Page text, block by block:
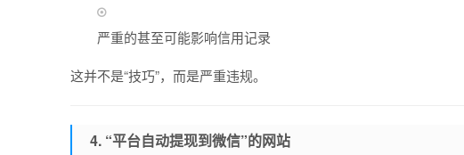
严重的甚至可能影响信用记录
这并不是“技巧”，而是严重违规。
4. “平台自动提现到微信”的网站